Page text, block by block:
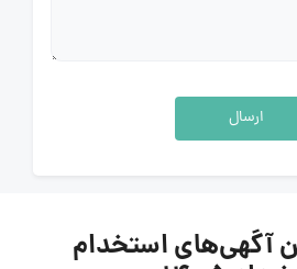
ارسال
آگهی‌های استخدام